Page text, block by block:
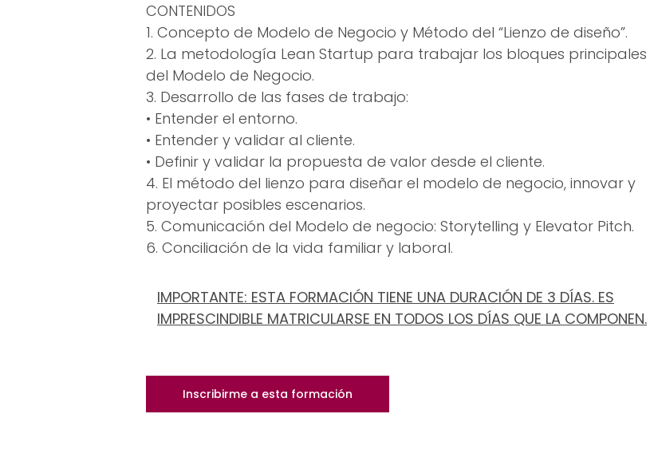
CONTENIDOS
1. Concepto de Modelo de Negocio y Método del “Lienzo de diseño”.
2. La metodología Lean Startup para trabajar los bloques principales
del Modelo de Negocio.
3. Desarrollo de las fases de trabajo:
• Entender el entorno.
• Entender y validar al cliente.
• Definir y validar la propuesta de valor desde el cliente.
4. El método del lienzo para diseñar el modelo de negocio, innovar y
proyectar posibles escenarios.
5. Comunicación del Modelo de negocio: Storytelling y Elevator Pitch.
6. Conciliación de la vida familiar y laboral.
IMPORTANTE: ESTA FORMACIÓN TIENE UNA DURACIÓN DE 3 DÍAS. ES
IMPRESCINDIBLE MATRICULARSE EN TODOS LOS DÍAS QUE LA COMPONEN.
Inscribirme a esta formación